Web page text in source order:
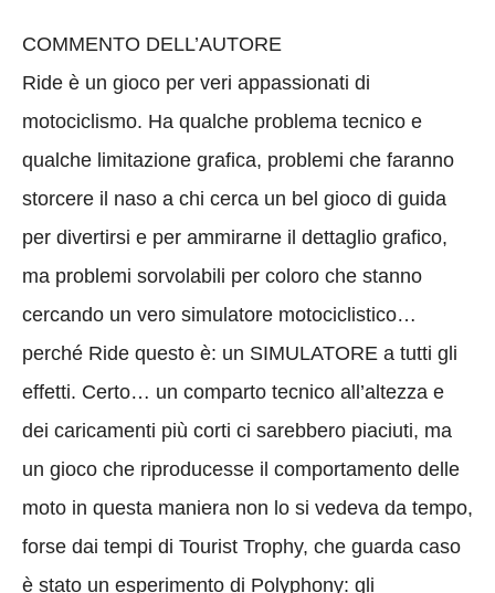
COMMENTO DELL’AUTORE
Ride è un gioco per veri appassionati di
motociclismo. Ha qualche problema tecnico e
qualche limitazione grafica, problemi che faranno
storcere il naso a chi cerca un bel gioco di guida
per divertirsi e per ammirarne il dettaglio grafico,
ma problemi sorvolabili per coloro che stanno
cercando un vero simulatore motociclistico…
perché Ride questo è: un SIMULATORE a tutti gli
effetti. Certo… un comparto tecnico all’altezza e
dei caricamenti più corti ci sarebbero piaciuti, ma
un gioco che riproducesse il comportamento delle
moto in questa maniera non lo si vedeva da tempo,
forse dai tempi di Tourist Trophy, che guarda caso
è stato un esperimento di Polyphony: gli